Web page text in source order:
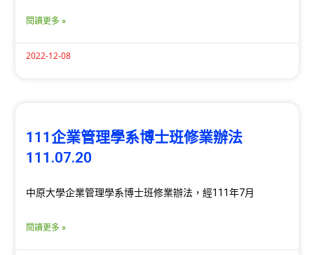
閱讀更多 »
2022-12-08
111企業管理學系博士班修業辦法
111.07.20
中原大學企業管理學系博士班修業辦法，經111年7月
閱讀更多 »